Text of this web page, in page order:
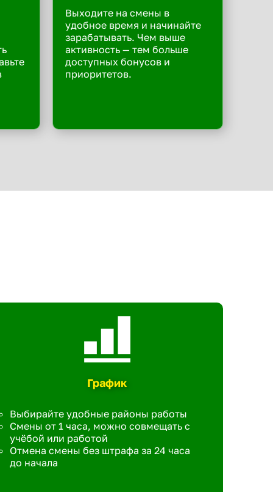
Выходите на смены в
удобное время и начинайте
зарабатывать. Чем выше
активность — тем больше
доступных бонусов и
приоритетов.
График
Выбирайте удобные районы работы
Смены от 1 часа, можно совмещать с
учёбой или работой
Отмена смены без штрафа за 24 часа
до начала